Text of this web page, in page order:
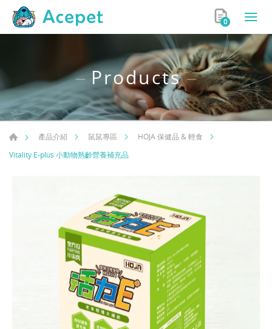
0
Products
產品介紹 鼠鼠專區
HOJA 保健品 & 輕食
Vitality E-plus 小動物熟齡營養補充品